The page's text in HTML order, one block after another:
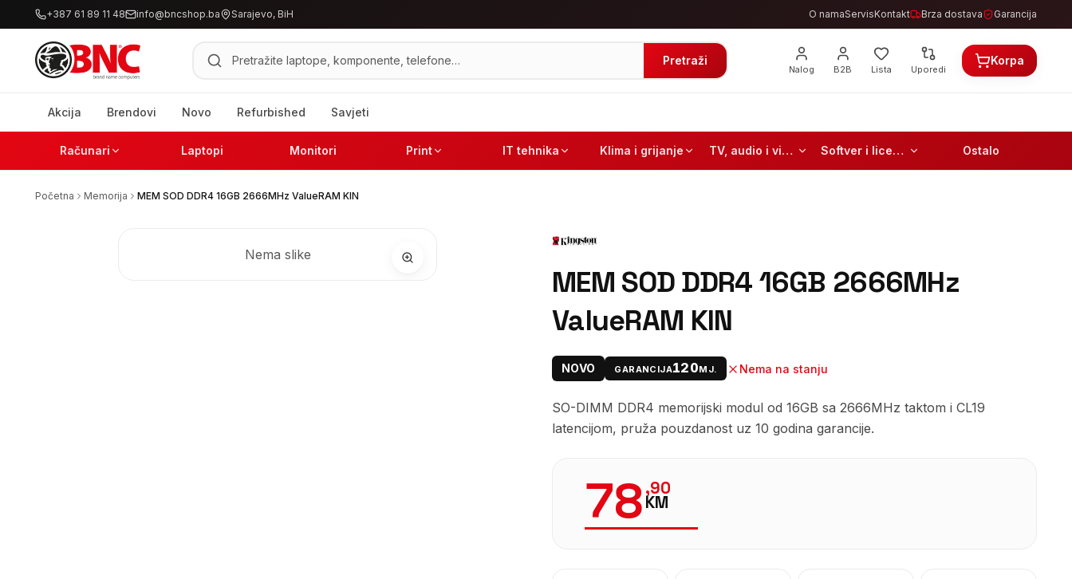
+387 61 89 11 48 info@bncshop.ba Sarajevo, BiH O namaServisKontakt Brza dostava Garancija
Pretraži proizvode
Pretraži
Nalog B2B Lista Uporedi
Korpa
Akcija Brendovi Novo Refurbished Savjeti
Računari Laptopi Monitori Print IT tehnika Klima i grijanje TV, audio i video Softver i licence Ostalo
Početna Memorija MEM SOD DDR4 16GB 2666MHz ValueRAM KIN
Nema slike
MEM SOD DDR4 16GB 2666MHz
ValueRAM KIN
NOVO GARANCIJA120MJ. Nema na stanju
SO-DIMM DDR4 memorijski modul od 16GB sa 2666MHz taktom i CL19
latencijom, pruža pouzdanost uz 10 godina garancije.
78,90
KM